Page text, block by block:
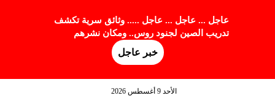
عاجل ... عاجل ... عاجل ..... وثائق سرية تكشف
تدريب الصين لجنود روس.. ومكان نشرهم
خبر عاجل
الأحد 9 أغسطس 2026